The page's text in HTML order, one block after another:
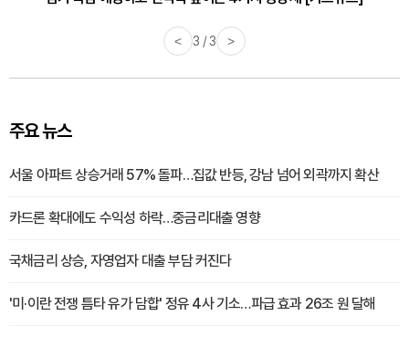
< 3 / 3 >
주요 뉴스
서울 아파트 상승거래 57% 돌파…집값 반등, 강남 넘어 외곽까지 확산
카드론 확대에도 수익성 하락…중금리대출 영향
국채금리 상승, 자영업자 대출 부담 커진다
'미·이란 전쟁 틈타 유가 담합' 정유 4사 기소…파급 효과 26조 원 달해